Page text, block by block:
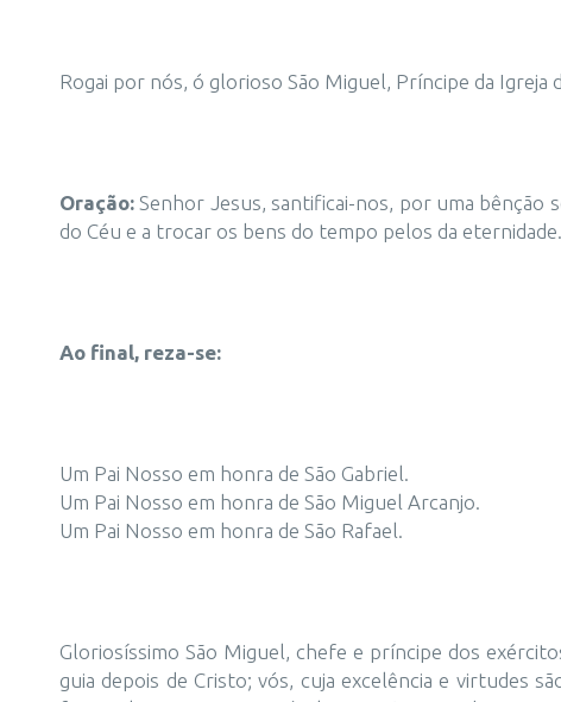
Rogai por nós, ó glorioso São Miguel, Príncipe da Igreja
Oração: Senhor Jesus, santificai-nos, por uma bênção
do Céu e a trocar os bens do tempo pelos da
Ao final, reza-se:
Um Pai Nosso em honra de São Gabriel.
Um Pai Nosso em honra de São Miguel Arcanjo.
Um Pai Nosso em honra de São Rafael.
Gloriosíssimo São Miguel, chefe e príncipe dos
guia depois de Cristo; vós, cuja excelência e virtudes